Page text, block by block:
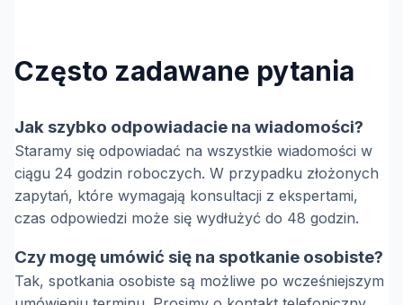
Często zadawane pytania
Jak szybko odpowiadacie na wiadomości?
Staramy się odpowiadać na wszystkie wiadomości w
ciągu 24 godzin roboczych. W przypadku złożonych
zapytań, które wymagają konsultacji z ekspertami,
czas odpowiedzi może się wydłużyć do 48 godzin.
Czy mogę umówić się na spotkanie osobiste?
Tak, spotkania osobiste są możliwe po wcześniejszym